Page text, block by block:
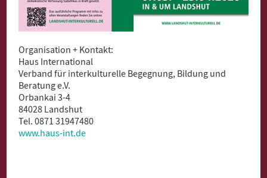
Organisation + Kontakt:
Haus International
Verband für interkulturelle Begegnung, Bildung und
Beratung e.V.
Orbankai 3-4
84028 Landshut
Tel. 0871 31947480
www.haus-int.de